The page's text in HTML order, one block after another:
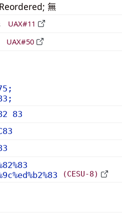
無
UAX#11
UAX#50
83
(CESU-8)